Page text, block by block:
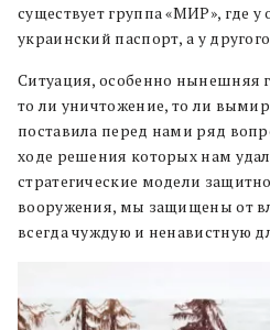
существует группа «МИР», где у
украинский паспорт, а у
Ситуация, особенно нынешняя
то ли уничтожение, то ли
поставила перед нами ряд
ходе решения которых нам
стратегические модели
вооружения, мы защищены от
всегда чуждую и ненавистную